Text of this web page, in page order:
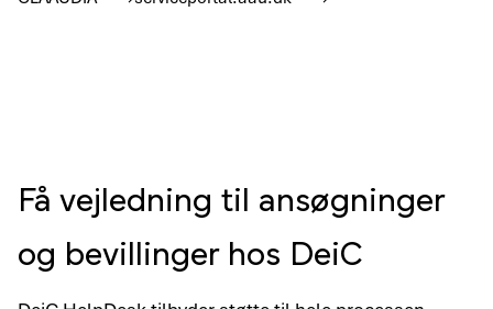
Få vejledning til ansøgninger
og bevillinger hos DeiC